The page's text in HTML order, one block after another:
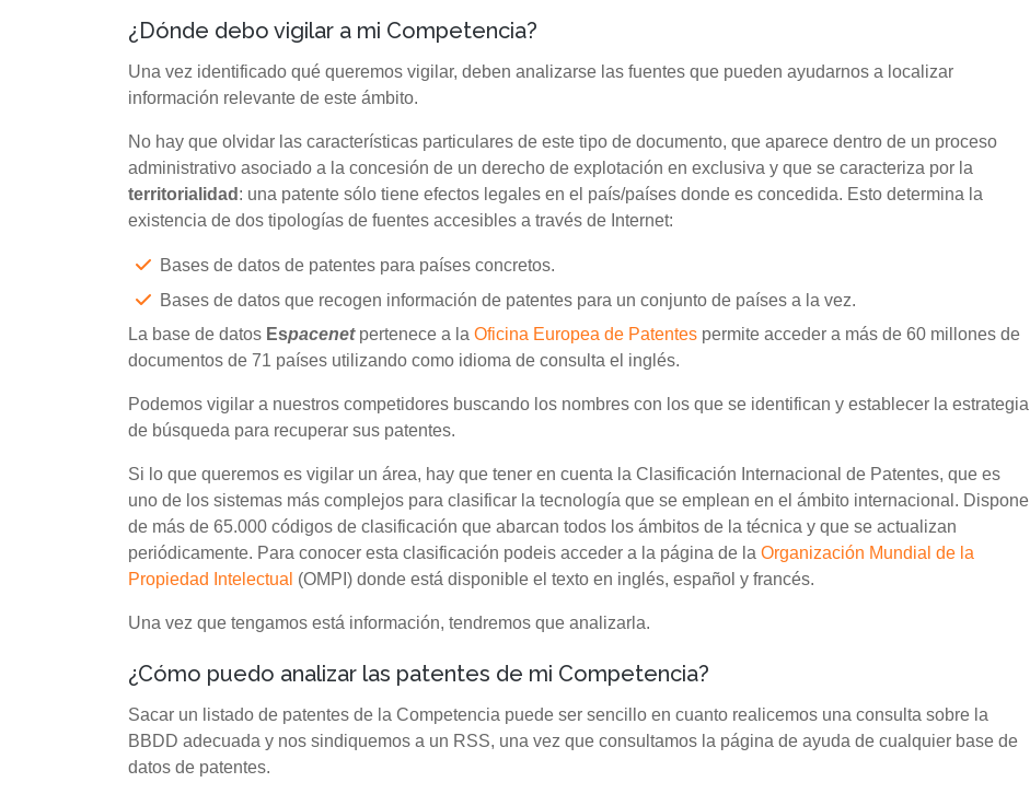
¿Dónde debo vigilar a mi Competencia?
Una vez identificado qué queremos vigilar, deben analizarse las fuentes que pueden ayudarnos a localizar
información relevante de este ámbito.
No hay que olvidar las características particulares de este tipo de documento, que aparece dentro de un proceso
administrativo asociado a la concesión de un derecho de explotación en exclusiva y que se caracteriza por la
territorialidad : una patente sólo tiene efectos legales en el país/países donde es concedida. Esto determina la
existencia de dos tipologías de fuentes accesibles a través de Internet:
Bases de datos de patentes para países concretos.
Bases de datos que recogen información de patentes para un conjunto de países a la vez.
La base de datos Espacenetpertenece a la Oficina Europea de Patentes permite acceder a más de 60 millones de
documentos de 71 países utilizando como idioma de consulta el inglés.
Podemos vigilar a nuestros competidores buscando los nombres con los que se identifican y establecer la estrategia
de búsqueda para recuperar sus patentes.
Si lo que queremos es vigilar un área, hay que tener en cuenta la Clasificación Internacional de Patentes, que es
uno de los sistemas más complejos para clasificar la tecnología que se emplean en el ámbito internacional. Dispone
de más de 65.000 códigos de clasificación que abarcan todos los ámbitos de la técnica y que se actualizan
periódicamente. Para conocer esta clasificación podeis acceder a la página de la Organización Mundial de la
Propiedad Intelectual (OMPI) donde está disponible el texto en inglés, español y francés.
Una vez que tengamos está información, tendremos que analizarla.
¿Cómo puedo analizar las patentes de mi Competencia?
Sacar un listado de patentes de la Competencia puede ser sencillo en cuanto realicemos una consulta sobre la
BBDD adecuada y nos sindiquemos a un RSS, una vez que consultamos la página de ayuda de cualquier base de
datos de patentes.